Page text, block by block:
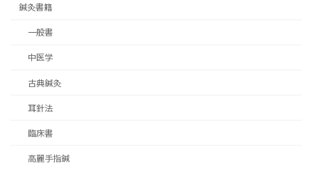
鍼灸書籍
一般書
中医学
古典鍼灸
耳針法
臨床書
高麗手指鍼